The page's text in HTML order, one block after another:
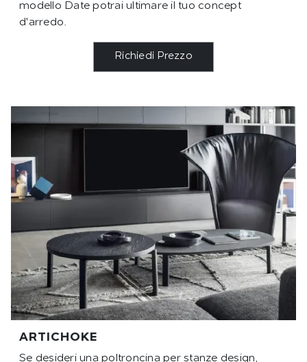
modello Date potrai ultimare il tuo concept
d'arredo.
Richiedi Prezzo
ARTICHOKE
Se desideri una poltroncina per stanze design,